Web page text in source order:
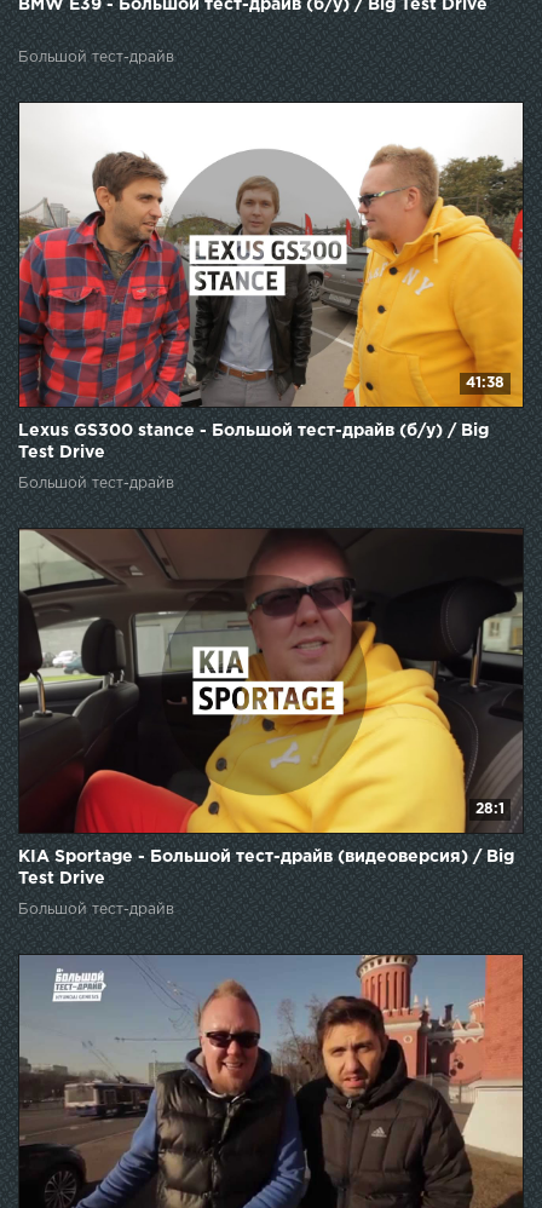
BMW E39 - Большой тест-драйв (б/у) / Big Test Drive
Большой тест-драйв
41:38
Lexus GS300 stance - Большой тест-драйв (б/у) / Big
Test Drive
Большой тест-драйв
28:1
KIA Sportage - Большой тест-драйв (видеоверсия) / Big
Test Drive
Большой тест-драйв